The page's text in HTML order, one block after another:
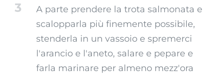
3
A parte prendere la trota salmonata e
scalopparla più finemente possibile,
stenderla in un vassoio e spremerci
l'arancio e l'aneto, salare e pepare e
farla marinare per almeno mezz'ora